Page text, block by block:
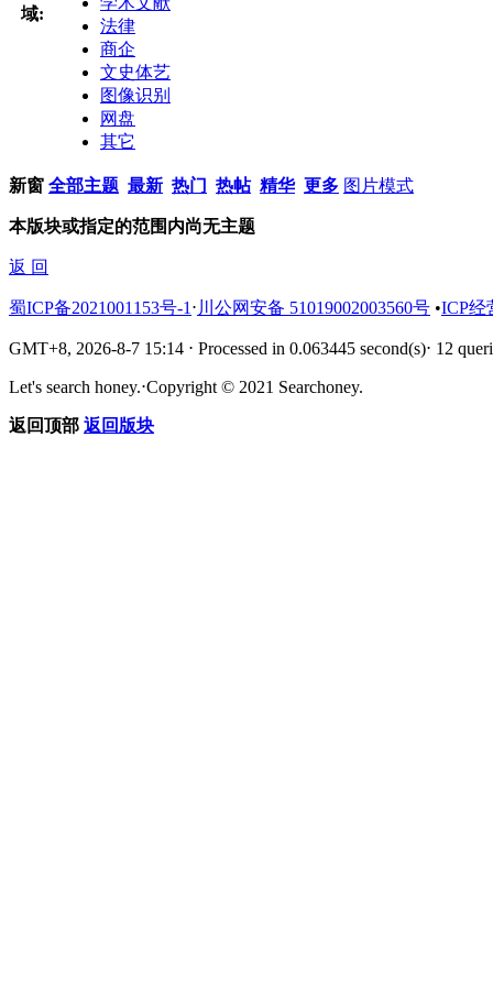
域:
法律
商企
文史体艺
图像识别
网盘
其它
新窗 全部主题 最新 热门 热帖 精华 更多 图片模式
本版块或指定的范围内尚无主题
返 回
蜀ICP备2021001153号-1 ⋅ 川公网安备 51019002003560号 •ICP经
GMT+8, 2026-8-7 15:14 ⋅ Processed in 0.063445 second(s)⋅ 12
Let's search honey.⋅Copyright © 2021 Searchoney.
返回顶部 返回版块